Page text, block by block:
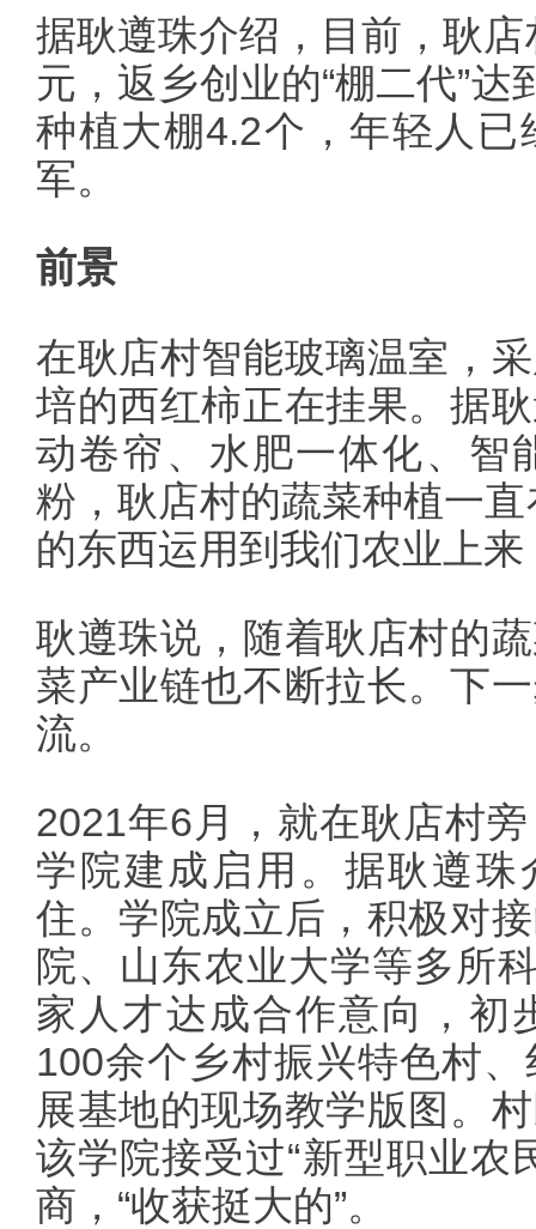
据耿遵珠介绍，目前，耿
元，返乡创业的“棚二代”
种植大棚4.2个，年轻人
军。
前景
在耿店村智能玻璃温室，
培的西红柿正在挂果。据
动卷帘、水肥一体化、智
粉，耿店村的蔬菜种植一
的东西运用到我们农业上
耿遵珠说，随着耿店村的
菜产业链也不断拉长。下
流。
2021年6月，就在耿店村
学院建成启用。据耿遵
住。学院成立后，积极对
院、山东农业大学等多所
家人才达成合作意向，初
100余个乡村振兴特色村
展基地的现场教学版图。
该学院接受过“新型职业农
商，“收获挺大的”。